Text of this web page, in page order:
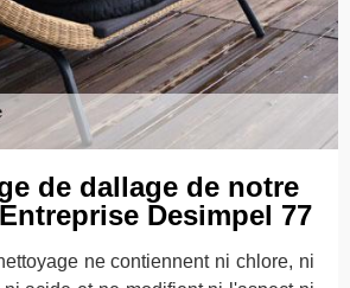
de dallage de notre
Desimpel 77
ne contiennent ni chlore, ni